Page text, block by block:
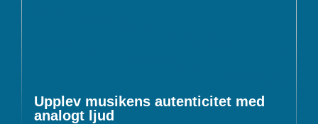
Upplev musikens autenticitet med
analogt ljud